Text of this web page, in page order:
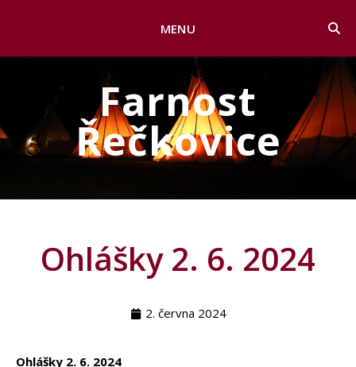
MENU
Farnost
Řečkovice
Ohlášky 2. 6. 2024
2. června 2024
Ohlášky 2. 6. 2024